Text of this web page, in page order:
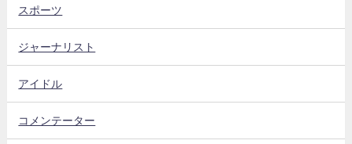
スポーツ
ジャーナリスト
アイドル
コメンテーター